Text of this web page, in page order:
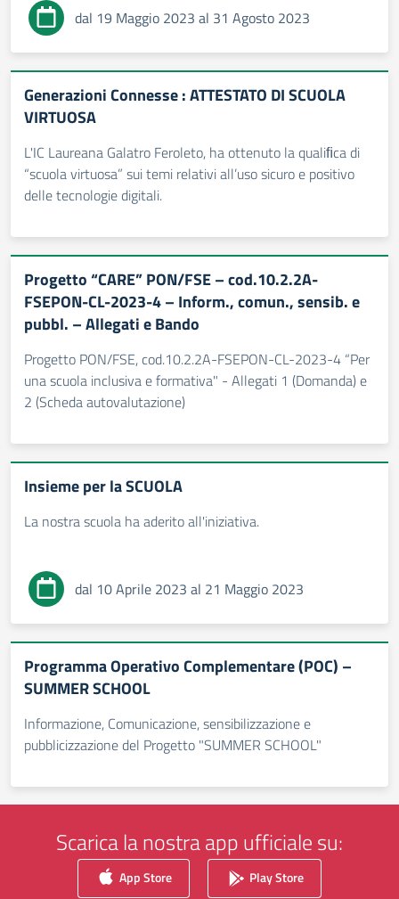
dal 19 Maggio 2023 al 31 Agosto 2023
Generazioni Connesse : ATTESTATO DI SCUOLA
VIRTUOSA
L'IC Laureana Galatro Feroleto, ha ottenuto la qualiﬁca di
“scuola virtuosa” sui temi relativi all’uso sicuro e positivo
delle tecnologie digitali.
Progetto “CARE” PON/FSE – cod.10.2.2A-
FSEPON-CL-2023-4 – Inform., comun., sensib. e
pubbl. – Allegati e Bando
Progetto PON/FSE, cod.10.2.2A-FSEPON-CL-2023-4 “Per
una scuola inclusiva e formativa" - Allegati 1 (Domanda) e
2 (Scheda autovalutazione)
Insieme per la SCUOLA
La nostra scuola ha aderito all'iniziativa.
dal 10 Aprile 2023 al 21 Maggio 2023
Programma Operativo Complementare (POC) –
SUMMER SCHOOL
Informazione, Comunicazione, sensibilizzazione e
pubblicizzazione del Progetto "SUMMER SCHOOL"
Scarica la nostra app ufficiale su:
App Store Play Store